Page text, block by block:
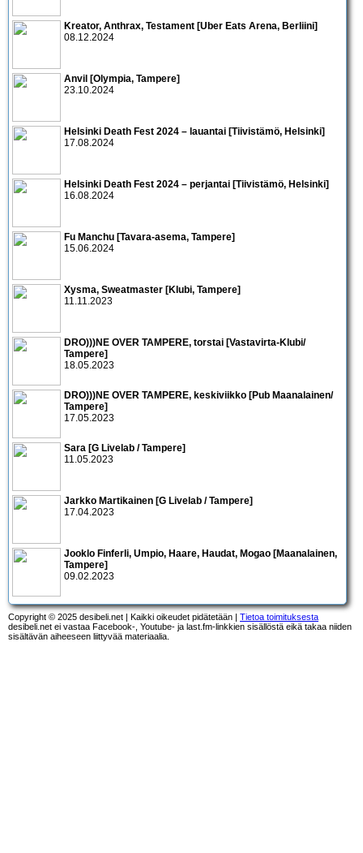
Kreator, Anthrax, Testament [Uber Eats Arena, Berliini]
08.12.2024
Anvil [Olympia, Tampere]
23.10.2024
Helsinki Death Fest 2024 – lauantai [Tiivistämö, Helsinki]
17.08.2024
Helsinki Death Fest 2024 – perjantai [Tiivistämö, Helsinki]
16.08.2024
Fu Manchu [Tavara-asema, Tampere]
15.06.2024
Xysma, Sweatmaster [Klubi, Tampere]
11.11.2023
DRO)))NE OVER TAMPERE, torstai [Vastavirta-Klubi/
Tampere]
18.05.2023
DRO)))NE OVER TAMPERE, keskiviikko [Pub Maanalainen/
Tampere]
17.05.2023
Sara [G Livelab / Tampere]
11.05.2023
Jarkko Martikainen [G Livelab / Tampere]
17.04.2023
Jooklo Finferli, Umpio, Haare, Haudat, Mogao [Maanalainen,
Tampere]
09.02.2023
Copyright © 2025 desibeli.net | Kaikki oikeudet pidätetään | Tietoa toimituksesta
desibeli.net ei vastaa Facebook-, Youtube- ja last.fm-linkkien sisällöstä eikä takaa niiden
sisältävän aiheeseen liittyvää materiaalia.